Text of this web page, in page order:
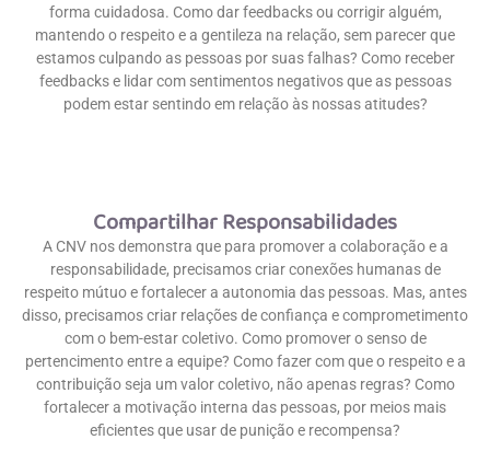
forma cuidadosa. Como dar feedbacks ou corrigir alguém,
mantendo o respeito e a gentileza na relação, sem parecer que
estamos culpando as pessoas por suas falhas? Como receber
feedbacks e lidar com sentimentos negativos que as pessoas
podem estar sentindo em relação às nossas atitudes?
Compartilhar Responsabilidades
A CNV nos demonstra que para promover a colaboração e a
responsabilidade, precisamos criar conexões humanas de
respeito mútuo e fortalecer a autonomia das pessoas. Mas, antes
disso, precisamos criar relações de confiança e comprometimento
com o bem-estar coletivo. Como promover o senso de
pertencimento entre a equipe? Como fazer com que o respeito e a
contribuição seja um valor coletivo, não apenas regras? Como
fortalecer a motivação interna das pessoas, por meios mais
eficientes que usar de punição e recompensa?